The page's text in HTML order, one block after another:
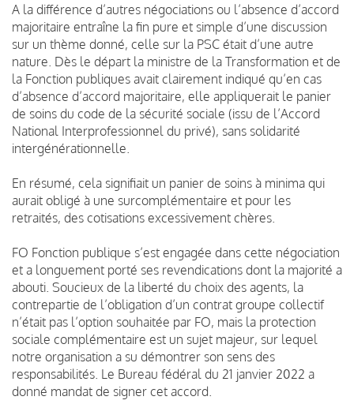
A la différence d’autres négociations ou l’absence d’accord
majoritaire entraîne la fin pure et simple d’une discussion
sur un thème donné, celle sur la PSC était d’une autre
nature. Dès le départ la ministre de la Transformation et de
la Fonction publiques avait clairement indiqué qu’en cas
d’absence d’accord majoritaire, elle appliquerait le panier
de soins du code de la sécurité sociale (issu de l’Accord
National Interprofessionnel du privé), sans solidarité
intergénérationnelle.
En résumé, cela signifiait un panier de soins à minima qui
aurait obligé à une surcomplémentaire et pour les
retraités, des cotisations excessivement chères.
FO Fonction publique s’est engagée dans cette négociation
et a longuement porté ses revendications dont la majorité a
abouti. Soucieux de la liberté du choix des agents, la
contrepartie de l’obligation d’un contrat groupe collectif
n’était pas l’option souhaitée par FO, mais la protection
sociale complémentaire est un sujet majeur, sur lequel
notre organisation a su démontrer son sens des
responsabilités. Le Bureau fédéral du 21 janvier 2022 a
donné mandat de signer cet accord.